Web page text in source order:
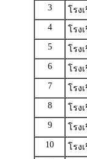
3
โรง
4
โรง
5
โรง
6
โรง
7
โรง
8
โรง
9
โรง
10
โรง